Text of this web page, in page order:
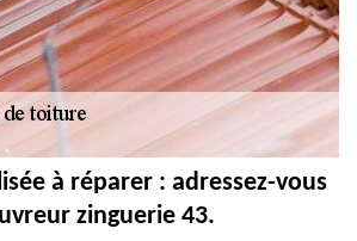
à réparer : adressez-vous
zinguerie 43.